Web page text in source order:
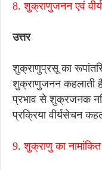
8. शुक्राणुजनन एवं
उत्तर
शुक्राणुप्रसू का
शुक्राणुजनन कहलाती है|
प्रभाव से शुक्रजनक
प्रक्रिया वीर्यसेचन
9. शुक्राणु का